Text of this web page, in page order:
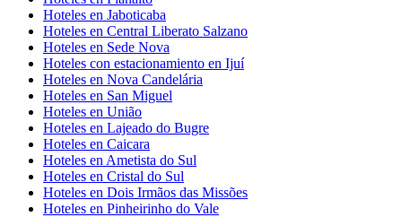
Hoteles en Jaboticaba
Hoteles en Central Liberato Salzano
Hoteles en Sede Nova
Hoteles con estacionamiento en Ijuí
Hoteles en Nova Candelária
Hoteles en San Miguel
Hoteles en União
Hoteles en Lajeado do Bugre
Hoteles en Caicara
Hoteles en Ametista do Sul
Hoteles en Cristal do Sul
Hoteles en Dois Irmãos das Missões
Hoteles en Pinheirinho do Vale